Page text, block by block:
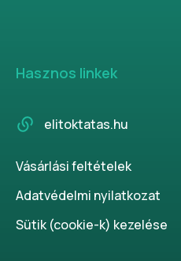
Hasznos linkek
elitoktatas.hu
Vásárlási feltételek
Adatvédelmi nyilatkozat
Sütik (cookie-k) kezelése